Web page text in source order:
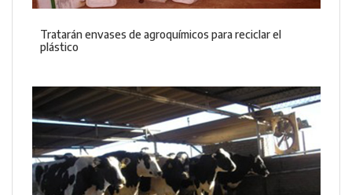
Tratarán envases de agroquímicos para reciclar el
plástico